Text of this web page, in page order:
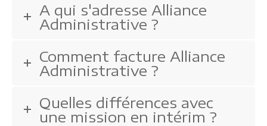
A qui s'adresse Alliance
Administrative ?
Comment facture Alliance
Administrative ?
Quelles différences avec
une mission en intérim ?